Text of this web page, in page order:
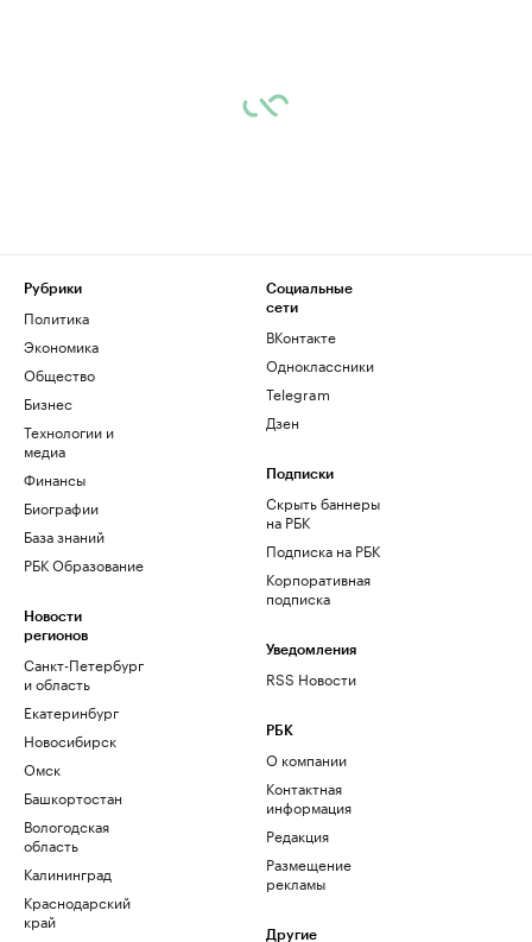
Рубрики
Политика
Экономика
Общество
Бизнес
Технологии и
медиа
Финансы
Биографии
База знаний
РБК Образование
Новости
регионов
Санкт-Петербург
и область
Екатеринбург
Новосибирск
Омск
Башкортостан
Вологодская
область
Калининград
Краснодарский
край
Социальные
сети
ВКонтакте
Одноклассники
Telegram
Дзен
Подписки
Скрыть баннеры
на РБК
Подписка на РБК
Корпоративная
подписка
Уведомления
RSS Новости
РБК
О компании
Контактная
информация
Редакция
Размещение
рекламы
Другие